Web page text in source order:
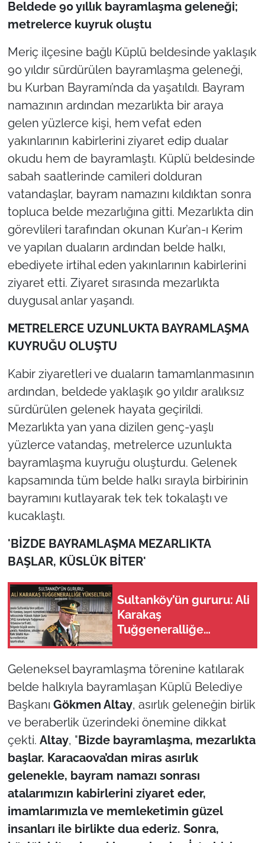
Beldede 90 yıllık bayramlaşma geleneği;
metrelerce kuyruk oluştu
Meriç ilçesine bağlı Küplü beldesinde yaklaşık
90 yıldır sürdürülen bayramlaşma geleneği,
bu Kurban Bayramı’nda da yaşatıldı. Bayram
namazının ardından mezarlıkta bir araya
gelen yüzlerce kişi, hem vefat eden
yakınlarının kabirlerini ziyaret edip dualar
okudu hem de bayramlaştı. Küplü beldesinde
sabah saatlerinde camileri dolduran
vatandaşlar, bayram namazını kıldıktan sonra
topluca belde mezarlığına gitti. Mezarlıkta din
görevlileri tarafından okunan Kur’an-ı Kerim
ve yapılan duaların ardından belde halkı,
ebediyete irtihal eden yakınlarının kabirlerini
ziyaret etti. Ziyaret sırasında mezarlıkta
duygusal anlar yaşandı.
METRELERCE UZUNLUKTA BAYRAMLAŞMA
KUYRUĞU OLUŞTU
Kabir ziyaretleri ve duaların tamamlanmasının
ardından, beldede yaklaşık 90 yıldır aralıksız
sürdürülen gelenek hayata geçirildi.
Mezarlıkta yan yana dizilen genç-yaşlı
yüzlerce vatandaş, metrelerce uzunlukta
bayramlaşma kuyruğu oluşturdu. Gelenek
kapsamında tüm belde halkı sırayla birbirinin
bayramını kutlayarak tek tek tokalaştı ve
kucaklaştı.
'BİZDE BAYRAMLAŞMA MEZARLIKTA
BAŞLAR, KÜSLÜK BİTER'
Sultanköy’ün gururu: Ali
Karakaş
Tuğgeneralliğe
Geleneksel bayramlaşma törenine katılarak
belde halkıyla bayramlaşan Küplü Belediye
Başkanı Gökmen Altay, asırlık geleneğin birlik
ve beraberlik üzerindeki önemine dikkat
çekti. Altay, "Bizde bayramlaşma, mezarlıkta
başlar. Karacaova’dan miras asırlık
gelenekle, bayram namazı sonrası
atalarımızın kabirlerini ziyaret eder,
imamlarımızla ve memleketimin güzel
insanları ile birlikte dua ederiz. Sonra,
KIRKLARELİ
ÇANAKKALE
TÜRKİYE
Bölge
Güvenlik
Genel
Politika
Flaş Haber
Dış Haberler
Magazin
Bilim Teknoloji
English News
Canlı Maç
Genel-A
Gündem-Eğitim